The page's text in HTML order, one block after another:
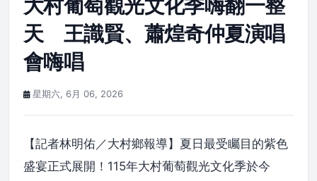
大村葡萄觀光文化季嗨翻一整
天 王識賢、蕭煌奇仲夏演唱
會嗨唱
星期六, 6月 06, 2026
【記者林明佑／大村鄉報導】夏日最受矚目的紫色
盛宴正式展開！115年大村葡萄觀光文化季於今